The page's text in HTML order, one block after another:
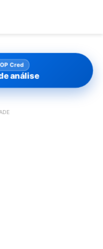
Cred
análise